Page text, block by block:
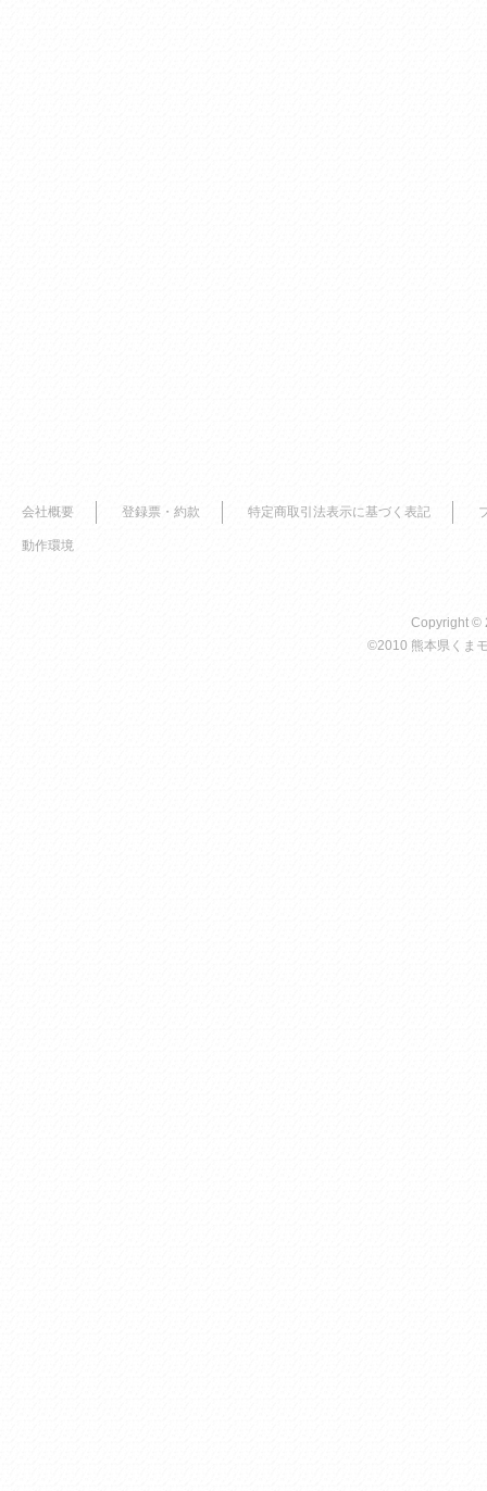
会社概要 登録票・約款 特定商取引法表示に基づく表記
動作環境
Copyright ©
©2010 熊本県くま